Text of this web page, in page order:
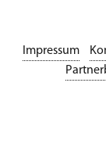
Impressum